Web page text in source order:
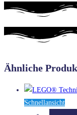
Ähnliche
Schnellansicht